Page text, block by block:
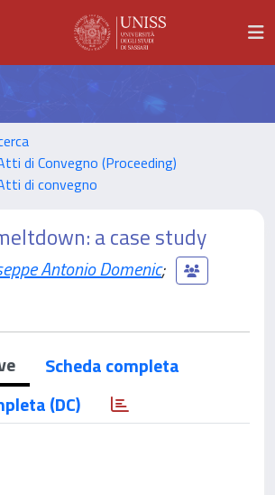
di Convegno (Proceeding)
di convegno
a case study
Antonio Domenic;
Scheda completa
(DC)